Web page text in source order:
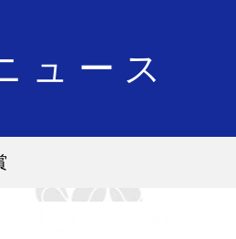
ュース